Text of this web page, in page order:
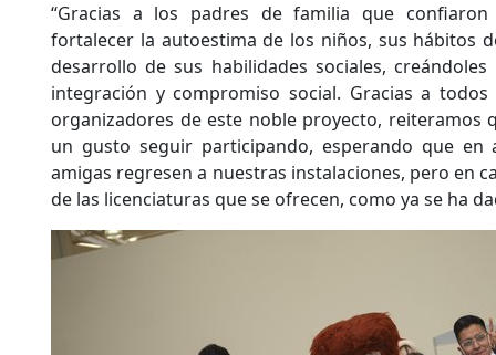
“Gracias a los padres de familia que
fortalecer la autoestima de los niños, sus hábitos
desarrollo de sus habilidades sociales,
integración y compromiso social. Gracias a
organizadores de este noble proyecto, reiteramos
un gusto seguir participando, esperando que en
amigas regresen a nuestras instalaciones, pero en
de las licenciaturas que se ofrecen, como ya se ha